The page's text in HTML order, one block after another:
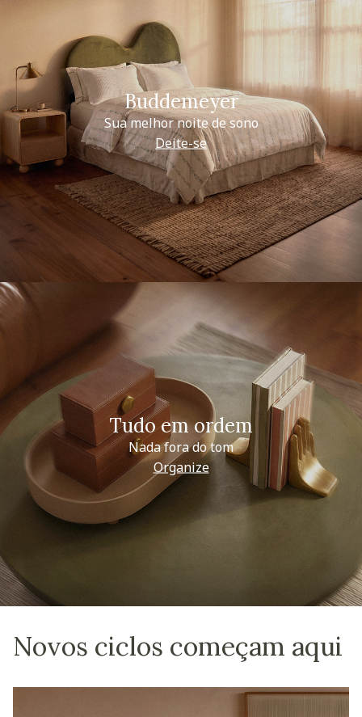
Buddemeyer
Sua melhor noite de sono
Deite-se
Tudo em ordem
Nada fora do tom
Organize
Novos ciclos começam aqui